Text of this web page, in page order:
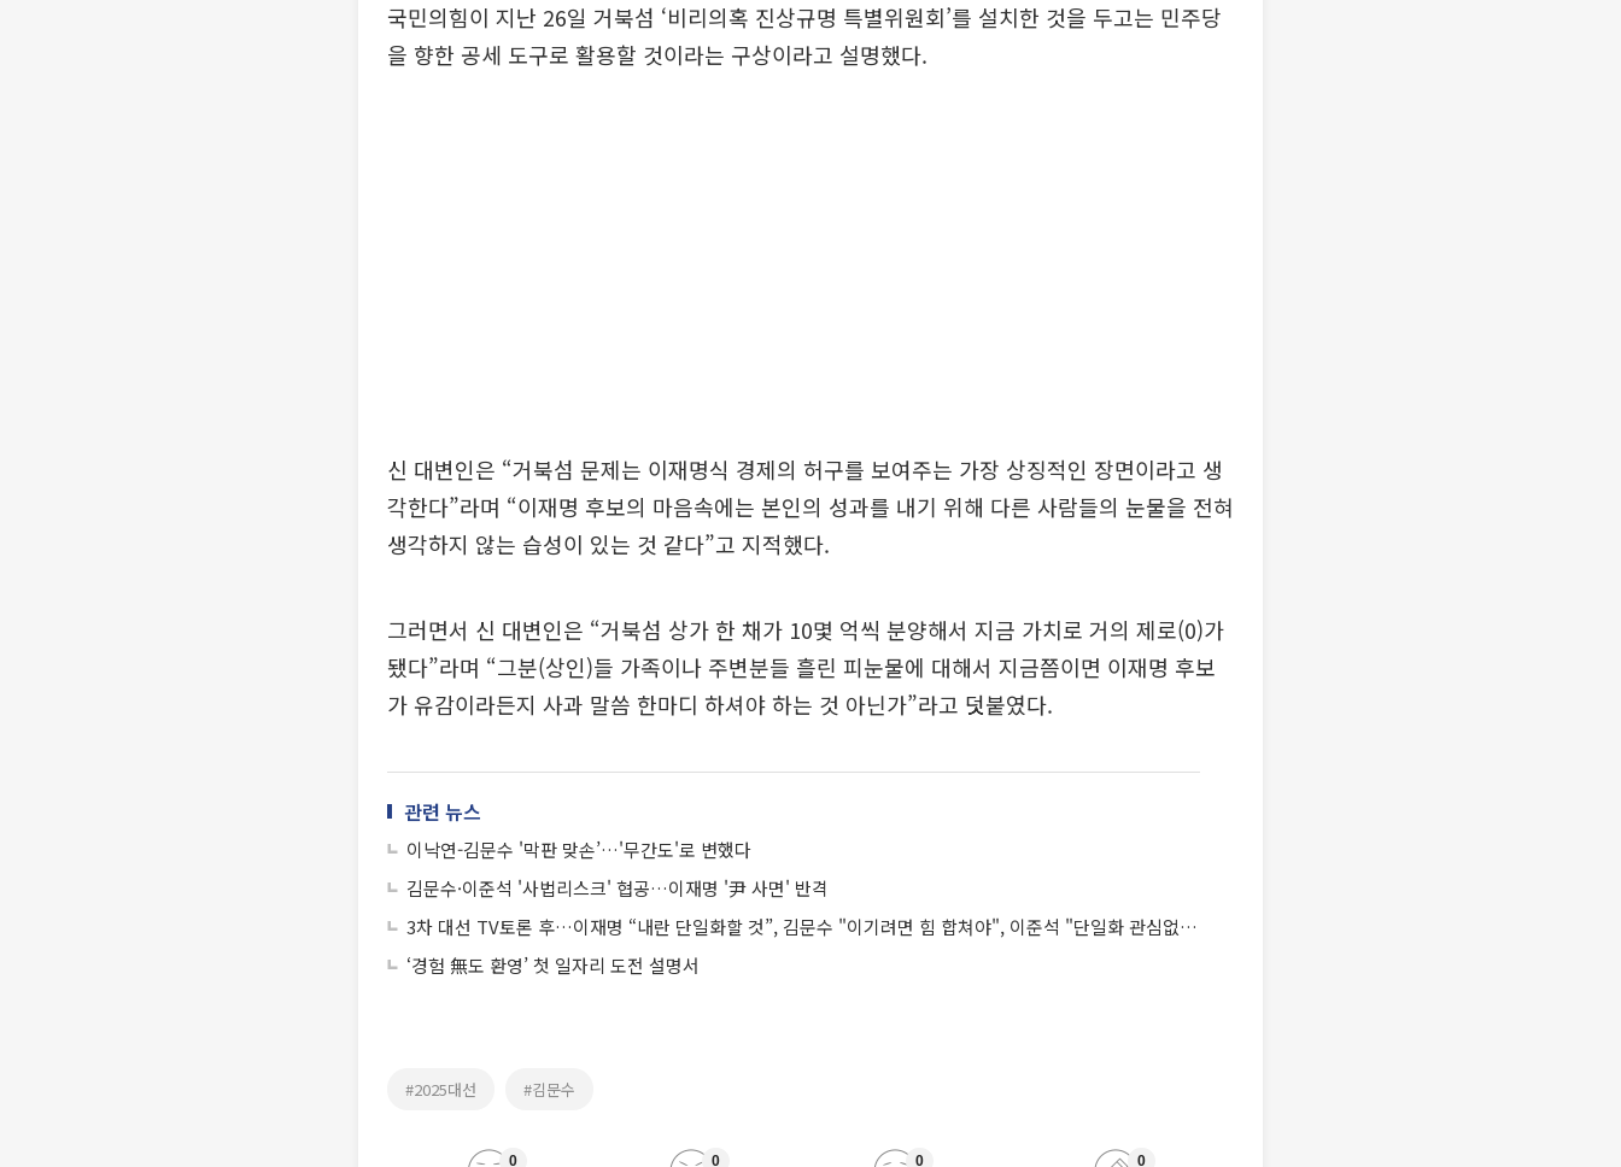
국민의힘이 지난 26일 거북섬 ‘비리의혹 진상규명 특별위원회’를 설치한 것을 두고는 민주당
을 향한 공세 도구로 활용할 것이라는 구상이라고 설명했다.
신 대변인은 “거북섬 문제는 이재명식 경제의 허구를 보여주는 가장 상징적인 장면이라고 생
각한다”라며 “이재명 후보의 마음속에는 본인의 성과를 내기 위해 다른 사람들의 눈물을 전혀
생각하지 않는 습성이 있는 것 같다”고 지적했다.
그러면서 신 대변인은 “거북섬 상가 한 채가 10몇 억씩 분양해서 지금 가치로 거의 제로(0)가
됐다”라며 “그분(상인)들 가족이나 주변분들 흘린 피눈물에 대해서 지금쯤이면 이재명 후보
가 유감이라든지 사과 말씀 한마디 하셔야 하는 것 아닌가”라고 덧붙였다.
관련 뉴스
이낙연-김문수 '막판 맞손’…'무간도'로 변했다
김문수·이준석 '사법리스크' 협공…이재명 '尹 사면' 반격
3차 대선 TV토론 후…이재명 “내란 단일화할 것”, 김문수 "이기려면 힘 합쳐야", 이준석 "단일화 관심없어"
‘경험 無도 환영’ 첫 일자리 도전 설명서
#2025대선 #김문수
0 0 0 0